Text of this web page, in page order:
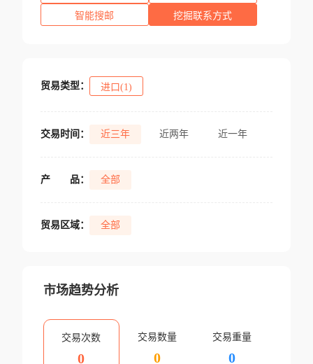
智能搜邮 挖掘联系方式
贸易类型： 进口(1)
交易时间： 近三年 近两年 近一年
产 品： 全部
贸易区域： 全部
市场趋势分析
交易次数
0
交易数量
0
交易重量
0